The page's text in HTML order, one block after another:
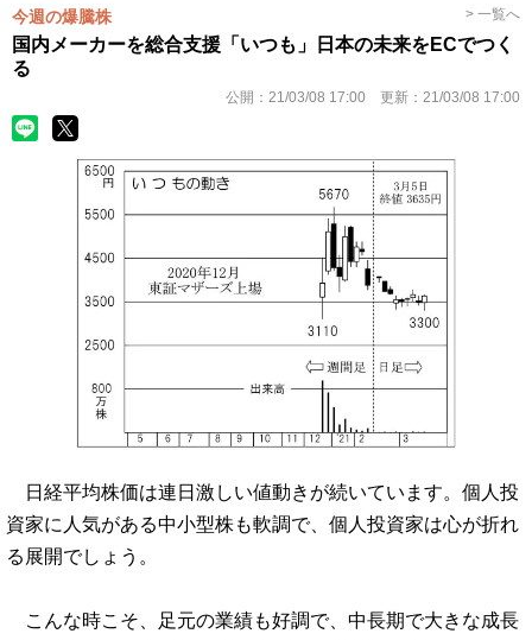
今週の爆騰株 > 一覧へ
国内メーカーを総合支援「いつも」日本の未来をECでつく
る
公開： 21/03/08 17:00 更新： 21/03/08 17:00
日経平均株価は連日激しい値動きが続いています。個人投
資家に人気がある中小型株も軟調で、個人投資家は心が折れ
る展開でしょう。
こんな時こそ、足元の業績も好調で、中長期で大きな成長